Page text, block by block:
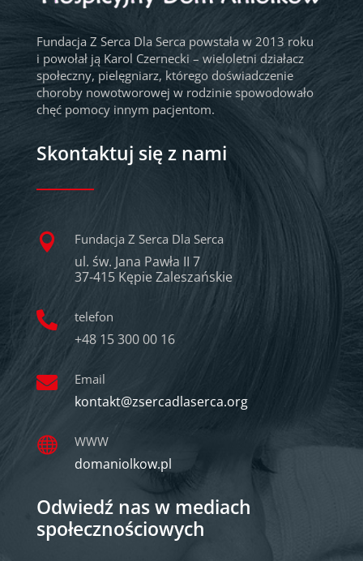
Fundacja Z Serca Dla Serca powstała w 2013 roku
i powołał ją Karol Czernecki – wieloletni działacz
społeczny, pielęgniarz, którego doświadczenie
choroby nowotworowej w rodzinie spowodowało
chęć pomocy innym pacjentom.
Skontaktuj się z nami
 Fundacja Z Serca Dla Serca
ul. św. Jana Pawła II 7
37-415 Kępie Zaleszańskie
 telefon
+48 15 300 00 16
 Email
kontakt@zsercadlaserca.org
 WWW
domaniolkow.pl
Odwiedź nas w mediach
społecznościowych